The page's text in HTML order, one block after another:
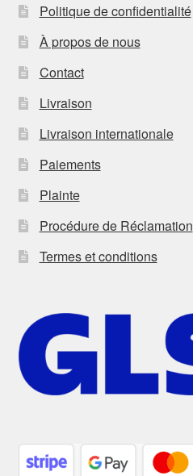
Politique de confidentialité
À propos de nous
Contact
Livraison
Livraison internationale
Paiements
Plainte
Procédure de Réclamation
Termes et conditions